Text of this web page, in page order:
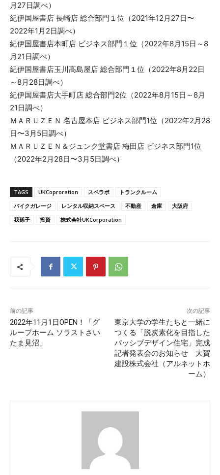
月27日調べ）
紀伊国屋書店 長崎店 総合部門１位（2021年12月27日〜
2022年1月2日調べ）
紀伊国屋書店本町店 ビジネス部門１位（2022年8月15日～8
月21日調べ）
紀伊国屋書店玉川高島屋店 総合部門１位（2022年8月22日
～8月28日調べ）
紀伊国屋書店大手町店 総合部門2位（2022年8月15日～8月
21日調べ）
ＭＡＲＵＺＥＮ 名古屋本店 ビジネス部門1位（2022年2月28
日〜3月5日調べ）
ＭＡＲＵＺＥＮ＆ジュンク堂書店 梅田店 ビジネス部門1位
（2022年2月28日〜3月5日調べ）
TAGS UKCoproration スペラボ
トランクルーム
バイクガレージ
レンタル収納スペース 不動産 倉庫
大阪府
我孫子
投資 株式会社UKCorporation
前の記事
2022年11月1日OPEN！「グ
ループホーム ソラストさい
たま見沼」
次の記事
東京大学の学生たちと一緒に
つくる「脱炭素化を目指した
パッシブデザイン住宅」完成
記者発表会のお知らせ 大賀
建設株式会社（アルネットホ
ーム）